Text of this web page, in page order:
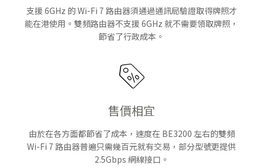
支援 6GHz 的 Wi-Fi 7 路由器須通過通訊局驗證取得牌照才
能在港使用。雙頻路由器不支援 6GHz 就不需要領取牌照，
節省了行政成本。
售價相宜
由於在各方面都節省了成本，速度在 BE3200 左右的雙頻
Wi-Fi 7 路由器普遍只需幾百元就有交易，部分型號更提供
2.5Gbps 網線接口。